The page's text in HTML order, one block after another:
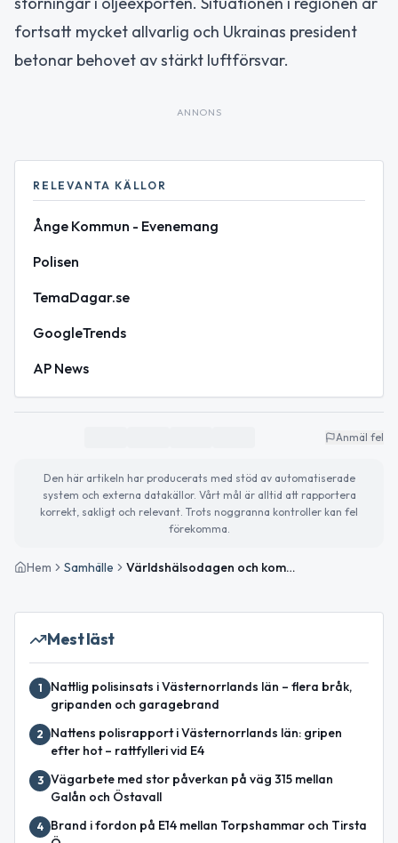
fortsatt mycket allvarlig och Ukrainas president
betonar behovet av stärkt luftförsvar.
ANNONS
RELEVANTA KÄLLOR
Ånge Kommun - Evenemang
Polisen
TemaDagar.se
GoogleTrends
AP News
Anmäl fel
Den här artikeln har producerats med stöd av automatiserade
system och externa datakällor. Vårt mål är alltid att rapportera
korrekt, sakligt och relevant. Trots noggranna kontroller kan fel
förekomma.
Hem Samhälle Världshälsodagen och kommande evenemang i Ånge
Mest läst
1
Nattlig polisinsats i Västernorrlands län – flera bråk,
gripanden och garagebrand
2
Nattens polisrapport i Västernorrlands län: gripen
efter hot – rattfylleri vid E4
3 Vägarbete med stor påverkan på väg 315 mellan
Galån och Östavall
4
Brand i fordon på E14 mellan Torpshammar och Tirsta